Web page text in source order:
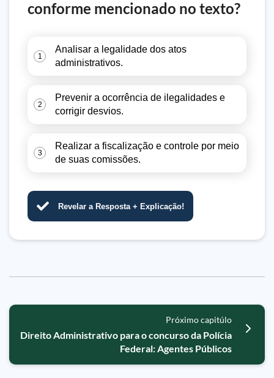
conforme mencionado no texto?
1
Analisar a legalidade dos atos
administrativos.
2
Prevenir a ocorrência de ilegalidades e
corrigir desvios.
3
Realizar a fiscalização e controle por meio
de suas comissões.
Revelar a Resposta + Explicação!
Próximo capitúlo
Direito Administrativo para o concurso da Polícia
Federal: Agentes Públicos